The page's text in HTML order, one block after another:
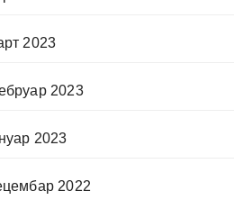
2023
2023
2023
2022